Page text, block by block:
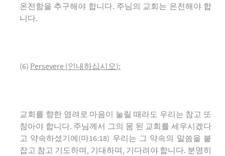
온전함을 추구해야 합니다. 주님의 교회는 온전해야 합
니다.
(6) Persevere (인내하십시오):
교회를 향한 염려로 마음이 눌릴 때라도 우리는 참고 또
참아야 합니다. 주님께서 그의 몸 된 교회를 세우시겠다
고 약속하셨기에(마16:18) 우리는 그 약속의 말씀을 붙
잡고 참고 기도하며, 기대하며, 기다려야 합니다. 분명히